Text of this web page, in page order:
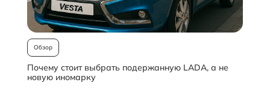
Обзор
Почему стоит выбрать подержанную LADA, а не
новую иномарку